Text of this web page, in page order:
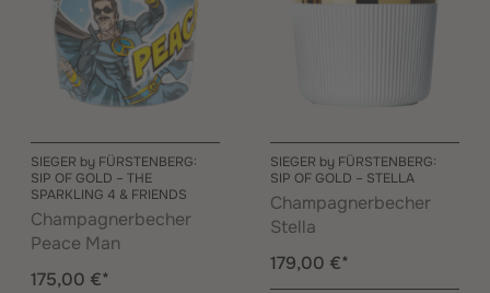
SIEGER by FÜRSTENBERG:
SIP OF GOLD – THE
SPARKLING 4 & FRIENDS
Champagnerbecher
Peace Man
175,00 €*
SIEGER by FÜRSTENBERG:
SIP OF GOLD – STELLA
Champagnerbecher
Stella
179,00 €*